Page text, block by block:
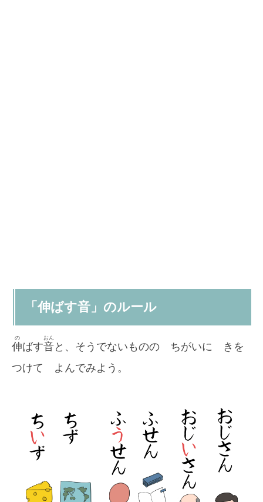
「 伸ばす音」のルール
伸
の
ばす音
おん
と、そうでないものの ちがいに きを
つけて よんでみよう。